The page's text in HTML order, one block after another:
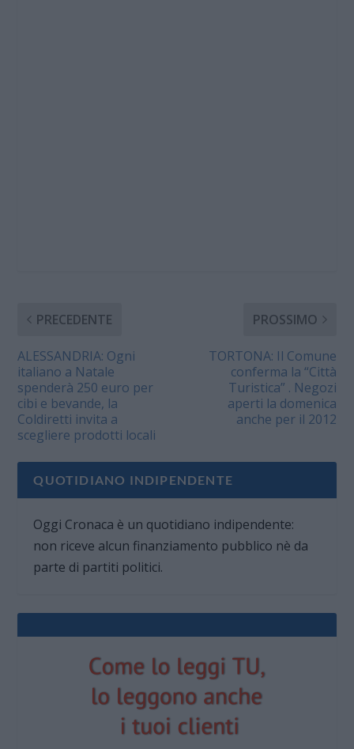
PRECEDENTE
ALESSANDRIA: Ogni
italiano a Natale
spenderà 250 euro per
cibi e bevande, la
Coldiretti invita a
scegliere prodotti locali
PROSSIMO
TORTONA: Il Comune
conferma la “Città
Turistica” . Negozi
aperti la domenica
anche per il 2012
QUOTIDIANO INDIPENDENTE
Oggi Cronaca è un quotidiano indipendente:
non riceve alcun finanziamento pubblico nè da
parte di partiti politici.